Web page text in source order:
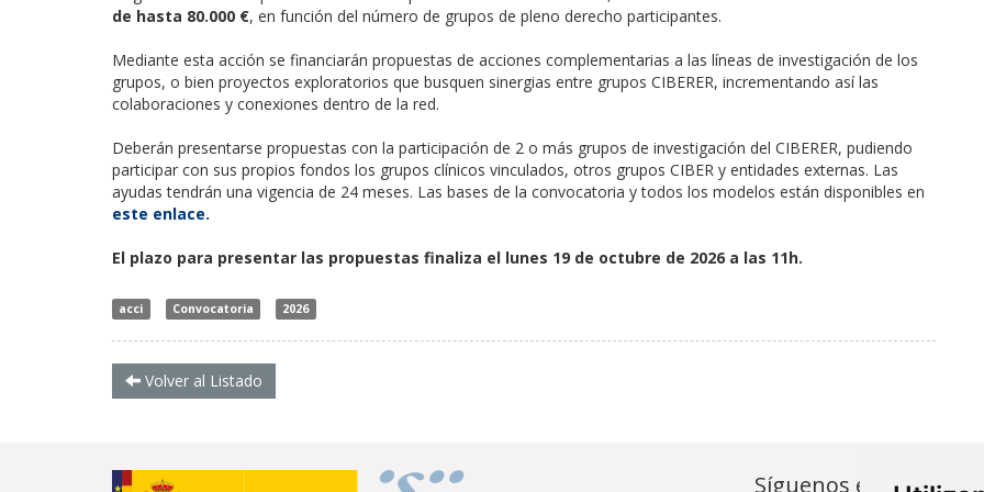
de hasta 80.000 €, en función del número de grupos de pleno derecho participantes.
Mediante esta acción se financiarán propuestas de acciones complementarias a las líneas de investigación de los
grupos, o bien proyectos exploratorios que busquen sinergias entre grupos CIBERER, incrementando así las
colaboraciones y conexiones dentro de la red.
Deberán presentarse propuestas con la participación de 2 o más grupos de investigación del CIBERER, pudiendo
participar con sus propios fondos los grupos clínicos vinculados, otros grupos CIBER y entidades externas. Las
ayudas tendrán una vigencia de 24 meses. Las bases de la convocatoria y todos los modelos están disponibles en
este enlace.
El plazo para presentar las propuestas finaliza el lunes 19 de octubre de 2026 a las 11h.
acci Convocatoria 2026
Volver al Listado
Síguenos en...